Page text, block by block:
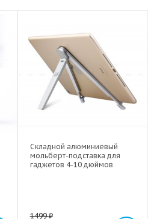
Складной алюминиевый
мольберт-подставка для
гаджетов 4-10 дюймов
1499₽